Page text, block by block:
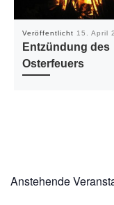
Veröffentlicht 15. April
Entzündung des
Osterfeuers
Anstehende